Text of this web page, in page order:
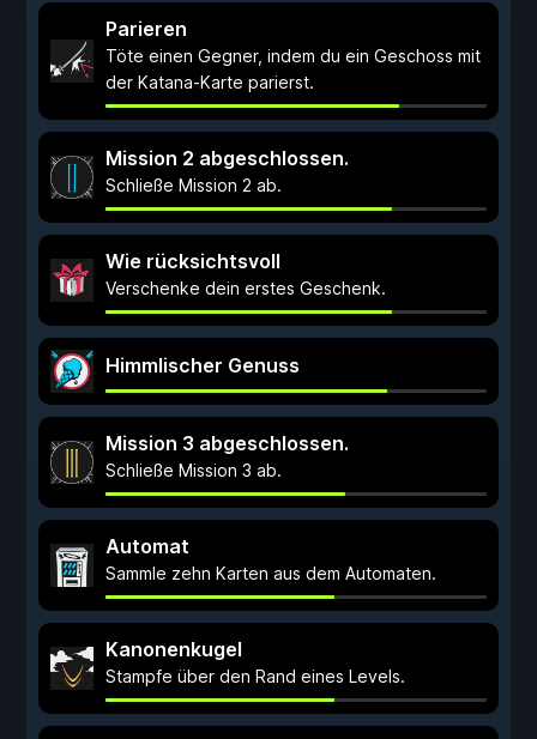
Parieren
Töte einen Gegner, indem du ein Geschoss mit
der Katana-Karte parierst.
Mission 2 abgeschlossen.
Schließe Mission 2 ab.
Wie rücksichtsvoll
Verschenke dein erstes Geschenk.
Himmlischer Genuss
Mission 3 abgeschlossen.
Schließe Mission 3 ab.
Automat
Sammle zehn Karten aus dem Automaten.
Kanonenkugel
Stampfe über den Rand eines Levels.